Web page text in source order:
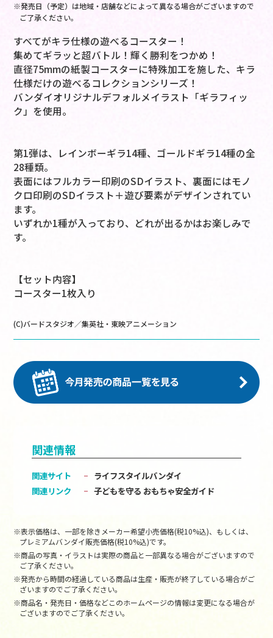
※発売日（予定）は地域・店舗などによって異なる場合がございますので
ご了承ください。
すべてがキラ仕様の遊べるコースター！
集めてギラッと超バトル！輝く勝利をつかめ！
直径75mmの紙製コースターに特殊加工を施した、キラ
仕様だけの遊べるコレクションシリーズ！
バンダイオリジナルデフォルメイラスト「ギラフィッ
ク」を使用。
第1弾は、レインボーギラ14種、ゴールドギラ14種の全
28種類。
表面にはフルカラー印刷のSDイラスト、裏面にはモノ
クロ印刷のSDイラスト＋遊び要素がデザインされてい
ます。
いずれか1種が入っており、どれが出るかはお楽しみで
す。
【セット内容】
コースター1枚入り
(C)バードスタジオ／集英社・東映アニメーション
関連情報
関連サイト
ライフスタイルバンダイ
関連リンク
子どもを守る おもちゃ安全ガイド
※表示価格は、一部を除きメーカー希望小売価格(税10%込)、もしくは、
プレミアムバンダイ販売価格(税10%込)です。
※商品の写真・イラストは実際の商品と一部異なる場合がございますので
ご了承ください。
※発売から時間の経過している商品は生産・販売が終了している場合がご
ざいますのでご了承ください。
※商品名・発売日・価格などこのホームページの情報は変更になる場合が
ございますのでご了承ください。